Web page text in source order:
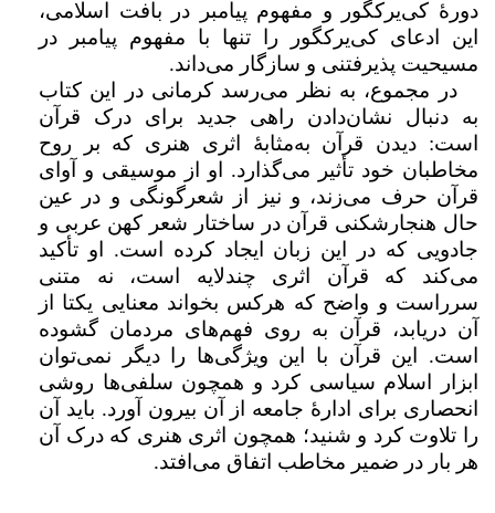
دورۀ کی‌یرکگور و مفهوم پیامبر در بافت اسلامی،‍
این ادعای کی‌یرکگور را تنها با مفهوم پیامبر در
مسیحیت پذیرفتنی و سازگار می‌داند.
در مجموع، به نظر می‌رسد کرمانی در این کتاب
به دنبال نشان‌دادن راهی جدید برای درک قرآن
است: دیدن قرآن به‌مثابۀ اثری هنری که بر روح
مخاطبان خود تأثیر می‌گذارد. او از موسیقی و آوای
قرآن حرف می‌زند، و نیز از شعرگونگی و در عین
حال هنجارشکنی قرآن در ساختار شعر کهن عربی و
جادویی که در این زبان ایجاد کرده است. او تأکید
می‌کند که قرآن اثری چندلایه است، نه متنی
سرراست و واضح که هرکس بخواند معنایی یکتا از
آن دریابد، قرآن به روی فهم‌های مردمان گشوده
است. این قرآن با این ویژگی‌ها را دیگر نمی‌توان
ابزار اسلام سیاسی کرد و همچون سلفی‌ها روشی
انحصاری برای ادارهٔ جامعه از آن بیرون آورد. باید آن
را تلاوت کرد و شنید؛ همچون اثری هنری که درک آن
هر بار در ضمیر مخاطب اتفاق می‌افتد.